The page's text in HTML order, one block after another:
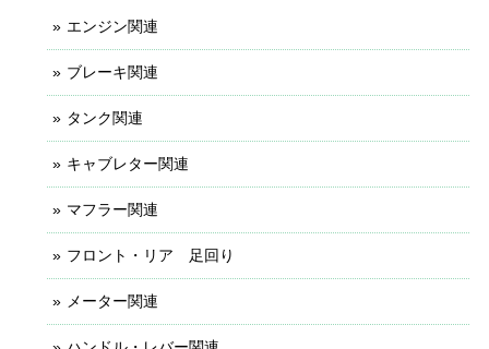
エンジン関連
ブレーキ関連
タンク関連
キャブレター関連
マフラー関連
フロント・リア 足回り
メーター関連